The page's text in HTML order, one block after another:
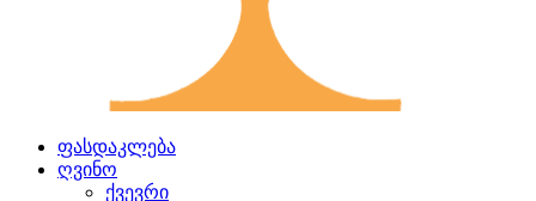
ფასდაკლება
ღვინო
ქვევრი